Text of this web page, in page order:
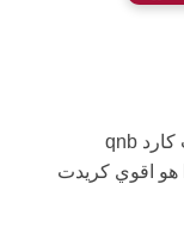
هل كريدت كارد qnb
bebasata هو اقوي كريدت